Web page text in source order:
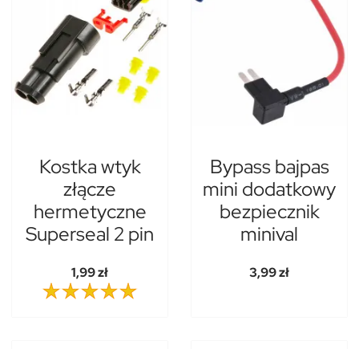
Kostka wtyk
złącze
hermetyczne
Superseal 2 pin
1,99 zł
Bypass bajpas
mini dodatkowy
bezpiecznik
minival
3,99 zł